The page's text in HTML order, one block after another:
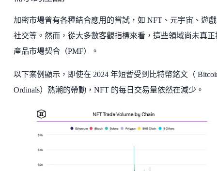
加密市場曾有各種結合應用的嘗試，如 NFT、元宇宙、遊
社交等。然而，從大多數客觀指標來看，這些領域尚未真正
產品市場契合（PMF）。
以下案例顯示，即使在 2024 年短暫受到比特幣銘文（
Ordinals）熱潮的帶動，NFT 的每日交易量依然在減少。